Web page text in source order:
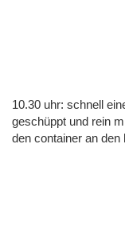
10.30 uhr: schnell
geschüppt und rein
den container an